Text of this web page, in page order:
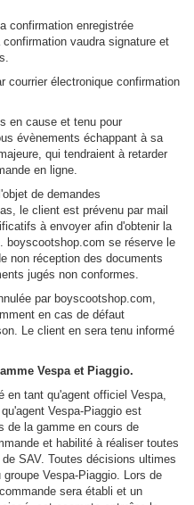
confirmation enregistrée
vaudra signature et
courrier électronique confirmation
en cause et tenu pour
évènements échappant à sa
qui tendraient à retarder
en ligne.
de demandes
le client est prévenu par mail
à envoyer afin d'obtenir la
boyscootshop.com se réserve le
non réception des documents
jugés non conformes.
par boyscootshop.com,
en cas de défaut
Le client en sera tenu informé
Vespa et Piaggio.
en tant qu'agent officiel Vespa,
Vespa-Piaggio est
de la gamme en cours de
et habilité à réaliser toutes
SAV. Toutes décisions ultimes
Vespa-Piaggio. Lors de
sera établi et un